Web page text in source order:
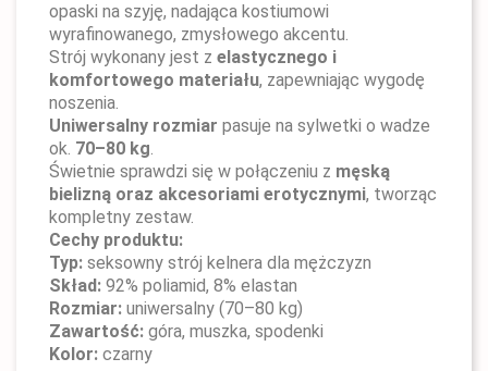
opaski na szyję, nadająca kostiumowi
wyrafinowanego, zmysłowego akcentu.
Strój wykonany jest z elastycznego i
komfortowego materiału, zapewniając wygodę
noszenia.
Uniwersalny rozmiar pasuje na sylwetki o wadze
ok. 70–80 kg.
Świetnie sprawdzi się w połączeniu z męską
bielizną oraz akcesoriami erotycznymi, tworząc
kompletny zestaw.
Cechy produktu:
Typ: seksowny strój kelnera dla mężczyzn
Skład: 92% poliamid, 8% elastan
Rozmiar: uniwersalny (70–80 kg)
Zawartość: góra, muszka, spodenki
Kolor: czarny